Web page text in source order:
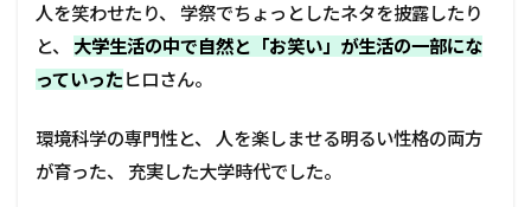
人を笑わせたり、 学祭でちょっとしたネタを披露したり
と、 大学生活の中で自然と「お笑い」が生活の一部にな
っていった ヒロさん。
環境科学の専門性と、 人を楽しませる明るい性格の両方
が育った、 充実した大学時代でした。